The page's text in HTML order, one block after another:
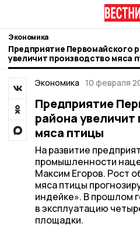
Экономика
Предприятие Первомайского
увеличит производство мяса
Экономика 10 февраля
Предприятие
района увеличит
мяса птицы
На развитие
промышленности
Максим Егоров. Рост
мяса птицы
индейке». В прошлом
в эксплуатацию
площадки.